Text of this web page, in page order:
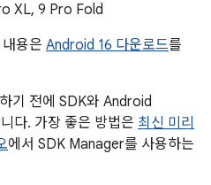
XL, 9 Pro Fold
용은 Android 16 다운로드를
기 전에 SDK와 Android
다. 가장 좋은 방법은 최신 미리
에서 SDK Manager를 사용하는